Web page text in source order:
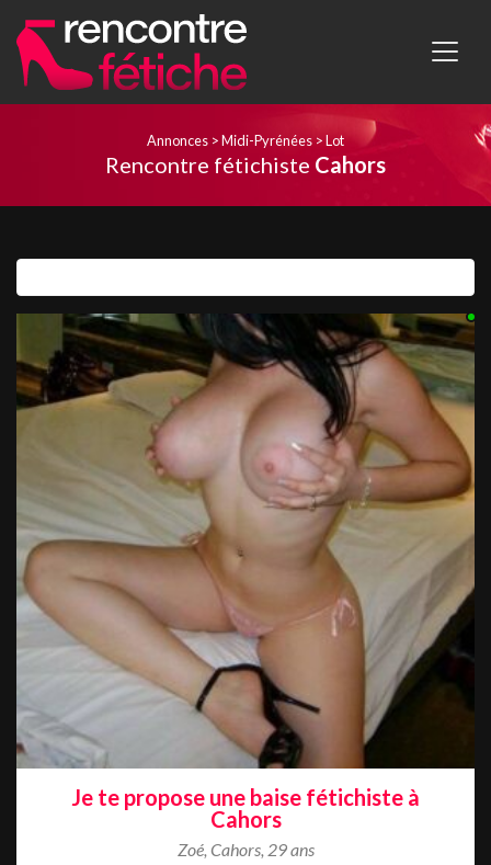
Annonces >Midi-Pyrénées >Lot
Rencontre fétichiste Cahors
Je te propose une baise fétichiste à
Cahors
Zoé, Cahors, 29 ans